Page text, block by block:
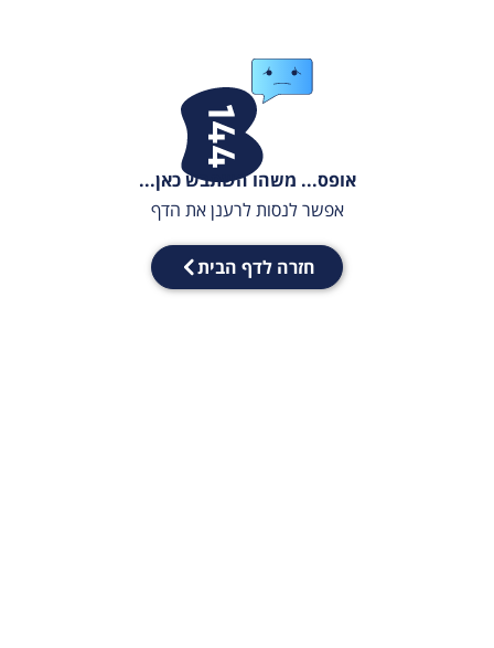
אופס... משהו השתבש כאן...
אפשר לנסות לרענן את הדף
חזרה לדף הבית